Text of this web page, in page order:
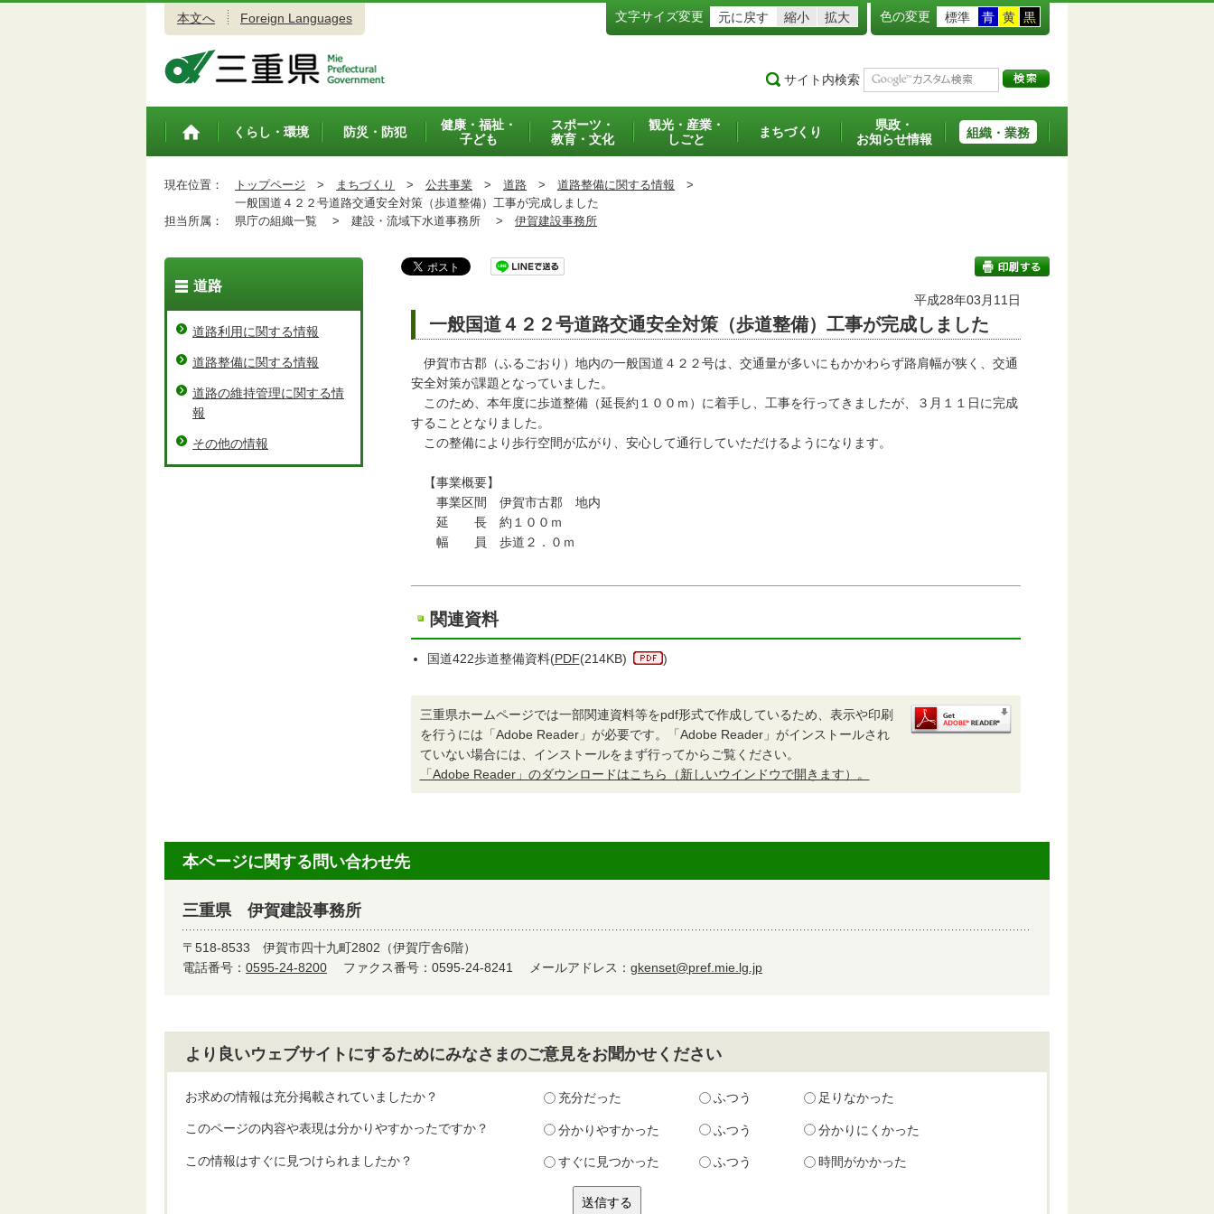
本文へ Foreign Languages 文字サイズ変更 元に戻す 縮小 拡大 色の変更 標準 青 黄 黒
サイト内検索
トップペ
くらし・環境 防災・防犯
健康・福祉・
子ども
スポーツ・
教育・文化
観光・産業・
しごと
まちづくり
県政・
お知らせ情報
組織・業務
現在位置： トップページ > まちづくり > 公共事業 > 道路 > 道路整備に関する情報 >
一般国道４２２号道路交通安全対策（歩道整備）工事が完成しました
担当所属：
県庁の組織一覧 > 建設・流域下水道事務所 > 伊賀建設事務所
印刷する
平成28年03月11日
一般国道４２２号道路交通安全対策（歩道整備）工事が完成しました
伊賀市古郡（ふるごおり）地内の一般国道４２２号は、交通量が多いにもかかわらず路肩幅が狭く、交通
安全対策が課題となっていました。
このため、本年度に歩道整備（延長約１００ｍ）に着手し、工事を行ってきましたが、３月１１日に完成
することとなりました。
この整備により歩行空間が広がり、安心して通行していただけるようになります。
【事業概要】
事業区間 伊賀市古郡 地内
延 長 約１００ｍ
幅 員 歩道２．０ｍ
関連資料
国道422歩道整備資料(PDF(214KB) )
三重県ホームページでは一部関連資料等をpdf形式で作成しているため、表示や印刷
を行うには「Adobe Reader」が必要です。「Adobe Reader」がインストールされ
ていない場合には、インストールをまず行ってからご覧ください。
「Adobe Reader」のダウンロードはこちら（新しいウインドウで開きます）。
道路
道路利用に関する情報
道路整備に関する情報
道路の維持管理に関する情
報
その他の情報
本ページに関する問い合わせ先
三重県 伊賀建設事務所
〒518-8533 伊賀市四十九町2802（伊賀庁舎6階）
電話番号： 0595-24-8200 ファクス番号：0595-24-8241 メールアドレス： gkenset@pref.mie.lg.jp
より良いウェブサイトにするためにみなさまのご意見をお聞かせください
お求めの情報は充分掲載されていましたか？ 充分だった ふつう 足りなかった
このページの内容や表現は分かりやすかったですか？ 分かりやすかった ふつう 分かりにくかった
この情報はすぐに見つけられましたか？ すぐに見つかった ふつう 時間がかかった